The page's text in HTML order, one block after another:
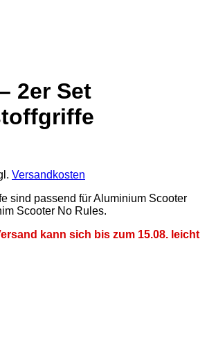
2er Set
Versandkosten
sind passend für Aluminium Scooter
Scooter No Rules.
kann sich bis zum 15.08. leicht